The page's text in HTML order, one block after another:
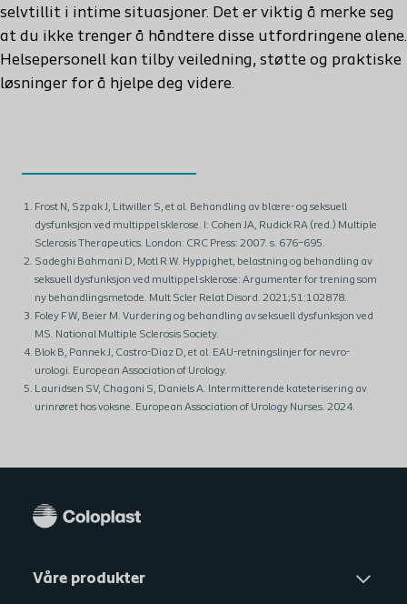
selvtillit i intime situasjoner. Det er viktig å merke seg
at du ikke trenger å håndtere disse utfordringene alene.
Helsepersonell kan tilby veiledning, støtte og praktiske
løsninger for å hjelpe deg videre.
Frost N, Szpak J, Litwiller S, et al. Behandling av blære- og seksuell
dysfunksjon ved multippel sklerose. I: Cohen JA, Rudick RA (red.) Multiple
Sclerosis Therapeutics. London: CRC Press: 2007. s. 676–695.
Sadeghi Bahmani D, Motl R W. Hyppighet, belastning og behandling av
seksuell dysfunksjon ved multippel sklerose: Argumenter for trening som
ny behandlingsmetode. Mult Scler Relat Disord. 2021;51:102878.
Foley F W, Beier M. Vurdering og behandling av seksuell dysfunksjon ved
MS. National Multiple Sclerosis Society.
Blok B, Pannek J, Castro-Diaz D, et al. EAU-retningslinjer for nevro-
urologi. European Association of Urology.
Lauridsen SV, Chagani S, Daniels A. Intermitterende kateterisering av
urinrøret hos voksne. European Association of Urology Nurses. 2024.
Våre produkter